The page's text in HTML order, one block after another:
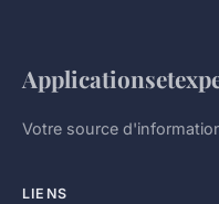
Votre source
LIENS